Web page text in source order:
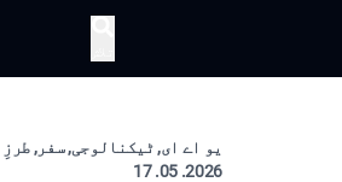
یو اے ای, ٹیکنالوجی, سفر,
2026. 05. 17